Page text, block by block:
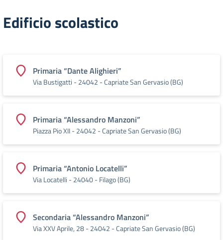
Edificio scolastico
Primaria “Dante Alighieri”
Via Bustigatti - 24042 - Capriate San Gervasio (BG)
Primaria “Alessandro Manzoni”
Piazza Pio XII - 24042 - Capriate San Gervasio (BG)
Primaria “Antonio Locatelli”
Via Locatelli - 24040 - Filago (BG)
Secondaria “Alessandro Manzoni”
Via XXV Aprile, 28 - 24042 - Capriate San Gervasio (BG)